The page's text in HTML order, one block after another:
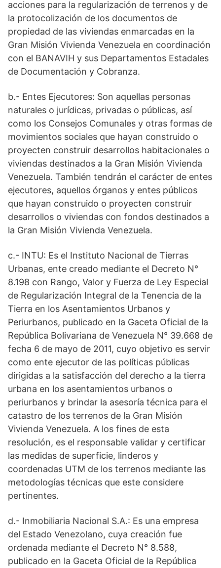
acciones para la regularización de terrenos y de
la protocolización de los documentos de
propiedad de las viviendas enmarcadas en la
Gran Misión Vivienda Venezuela en coordinación
con el BANAVIH y sus Departamentos Estadales
de Documentación y Cobranza.
b.- Entes Ejecutores: Son aquellas personas
naturales o jurídicas, privadas o públicas, así
como los Consejos Comunales y otras formas de
movimientos sociales que hayan construido o
proyecten construir desarrollos habitacionales o
viviendas destinados a la Gran Misión Vivienda
Venezuela. También tendrán el carácter de entes
ejecutores, aquellos órganos y entes públicos
que hayan construido o proyecten construir
desarrollos o viviendas con fondos destinados a
la Gran Misión Vivienda Venezuela.
c.- INTU: Es el Instituto Nacional de Tierras
Urbanas, ente creado mediante el Decreto N°
8.198 con Rango, Valor y Fuerza de Ley Especial
de Regularización Integral de la Tenencia de la
Tierra en los Asentamientos Urbanos y
Periurbanos, publicado en la Gaceta Oficial de la
República Bolivariana de Venezuela N° 39.668 de
fecha 6 de mayo de 2011, cuyo objetivo es servir
como ente ejecutor de las políticas públicas
dirigidas a la satisfacción del derecho a la tierra
urbana en los asentamientos urbanos o
periurbanos y brindar la asesoría técnica para el
catastro de los terrenos de la Gran Misión
Vivienda Venezuela. A los fines de esta
resolución, es el responsable validar y certificar
las medidas de superficie, linderos y
coordenadas UTM de los terrenos mediante las
metodologías técnicas que este considere
pertinentes.
d.- Inmobiliaria Nacional S.A.: Es una empresa
del Estado Venezolano, cuya creación fue
ordenada mediante el Decreto N° 8.588,
publicado en la Gaceta Oficial de la República